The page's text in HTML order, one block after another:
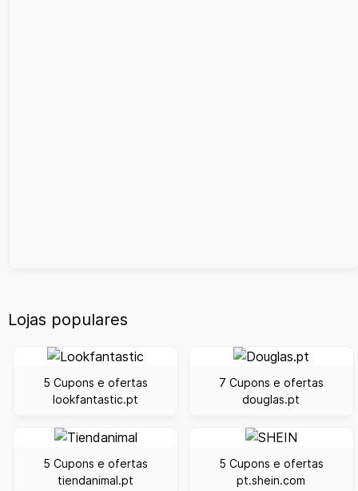
Lojas populares
5 Cupons e ofertas
lookfantastic.pt
7 Cupons e ofertas
douglas.pt
5 Cupons e ofertas
tiendanimal.pt
5 Cupons e ofertas
pt.shein.com